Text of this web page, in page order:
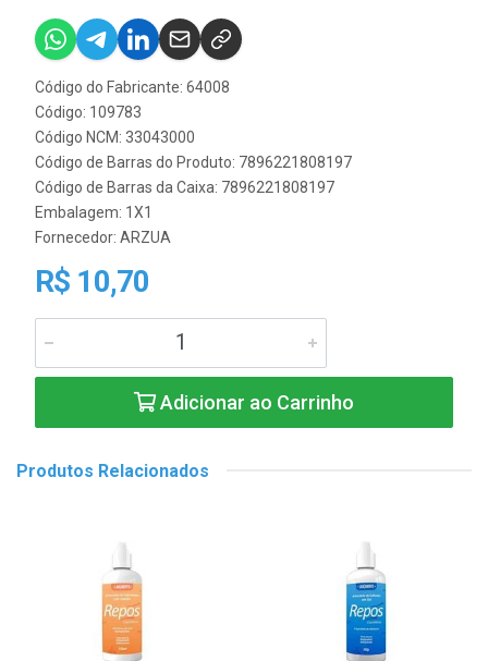
Código do Fabricante: 64008
Código: 109783
Código NCM: 33043000
Código de Barras do Produto: 7896221808197
Código de Barras da Caixa: 7896221808197
Embalagem: 1X1
Fornecedor: ARZUA
R$ 10,70
Adicionar ao Carrinho
Produtos Relacionados